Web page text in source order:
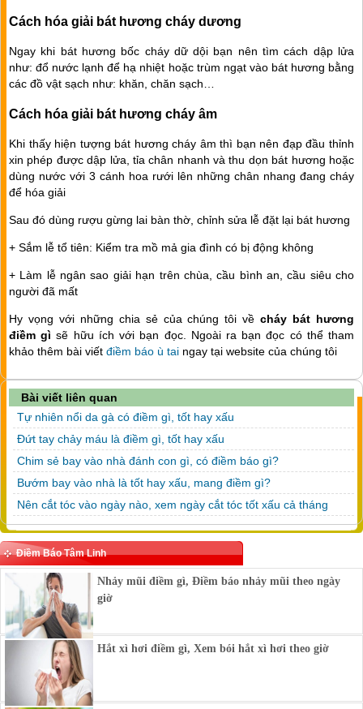
Cách hóa giải bát hương cháy dương
Ngay khi bát hương bốc cháy dữ dội bạn nên tìm cách dập lửa
như: đổ nước lạnh để hạ nhiệt hoặc trùm ngạt vào bát hương bằng
các đồ vật sạch như: khăn, chăn sạch…
Cách hóa giải bát hương cháy âm
Khi thấy hiện tượng bát hương cháy âm thì bạn nên đạp đầu thỉnh
xin phép được dập lửa, tỉa chân nhanh và thu dọn bát hương hoặc
dùng nước với 3 cánh hoa rưới lên những chân nhang đang cháy
để hóa giải
Sau đó dùng rượu gừng lai bàn thờ, chỉnh sửa lễ đặt lại bát hương
+ Sắm lễ tổ tiên: Kiểm tra mồ mả gia đình có bị động không
+ Làm lễ ngân sao giải hạn trên chùa, cầu bình an, cầu siêu cho
người đã mất
Hy vọng với những chia sẻ của chúng tôi vềcháy bát hương
điềm gì sẽ hữu ích với bạn đọc. Ngoài ra bạn đọc có thể tham
khảo thêm bài viết điềm báo ù tai ngay tại website của chúng tôi
Bài viết liên quan
Tự nhiên nổi da gà có điềm gì, tốt hay xấu
Đứt tay chảy máu là điềm gì, tốt hay xấu
Chim sẻ bay vào nhà đánh con gì, có điềm báo gì?
Bướm bay vào nhà là tốt hay xấu, mang điềm gì?
Nên cắt tóc vào ngày nào, xem ngày cắt tóc tốt xấu cả tháng
Điềm Báo Tâm Linh
Nhảy mũi điềm gì, Điềm báo nhảy mũi theo ngày
giờ
Hắt xì hơi điềm gì, Xem bói hắt xì hơi theo giờ